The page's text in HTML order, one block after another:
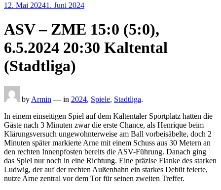
Posted
12. Mai 20241. Juni 2024
ASV – ZME 15:0 (5:0),
6.5.2024 20:30 Kaltental
(Stadtliga)
by Armin — in 2024, Spiele, Stadtliga.
In einem einseitigen Spiel auf dem Kaltentaler Sportplatz hatten die
Gäste nach 3 Minuten zwar die erste Chance, als Henrique beim
Klärungsversuch ungewohnterweise am Ball vorbeisäbelte, doch 2
Minuten später markierte Arne mit einem Schuss aus 30 Metern an
den rechten Innenpfosten bereits die ASV-Führung. Danach ging
das Spiel nur noch in eine Richtung. Eine präzise Flanke des starken
Ludwig, der auf der rechten Außenbahn ein starkes Debüt feierte,
nutze Arne zentral vor dem Tor für seinen zweiten Treffer.